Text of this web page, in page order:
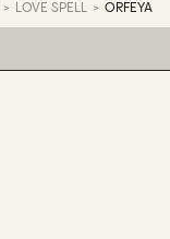
LOVE SPELL ORFEYA